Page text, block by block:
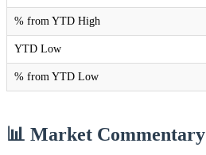
% from YTD High
YTD Low
% from YTD Low
📊 Market Commentary